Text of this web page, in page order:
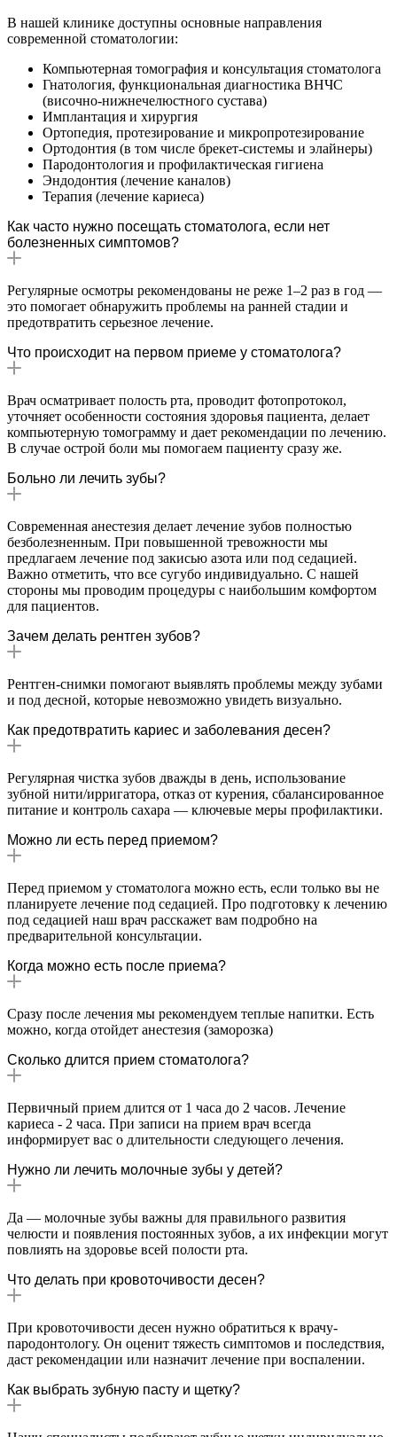
В нашей клинике доступны основные направления
современной стоматологии:
Компьютерная томография и консультация стоматолога
Гнатология, функциональная диагностика ВНЧС
(височно-нижнечелюстного сустава)
Имплантация и хирургия
Ортопедия, протезирование и микропротезирование
Ортодонтия (в том числе брекет-системы и элайнеры)
Пародонтология и профилактическая гигиена
Эндодонтия (лечение каналов)
Терапия (лечение кариеса)
Как часто нужно посещать стоматолога, если нет
болезненных симптомов?
Регулярные осмотры рекомендованы не реже 1–2 раз в год —
это помогает обнаружить проблемы на ранней стадии и
предотвратить серьезное лечение.
Что происходит на первом приеме у стоматолога?
Врач осматривает полость рта, проводит фотопротокол,
уточняет особенности состояния здоровья пациента, делает
компьютерную томограмму и дает рекомендации по лечению.
В случае острой боли мы помогаем пациенту сразу же.
Больно ли лечить зубы?
Современная анестезия делает лечение зубов полностью
безболезненным. При повышенной тревожности мы
предлагаем лечение под закисью азота или под седацией.
Важно отметить, что все сугубо индивидуально. С нашей
стороны мы проводим процедуры с наибольшим комфортом
для пациентов.
Зачем делать рентген зубов?
Рентген-снимки помогают выявлять проблемы между зубами
и под десной, которые невозможно увидеть визуально.
Как предотвратить кариес и заболевания десен?
Регулярная чистка зубов дважды в день, использование
зубной нити/ирригатора, отказ от курения, сбалансированное
питание и контроль сахара — ключевые меры профилактики.
Можно ли есть перед приемом?
Перед приемом у стоматолога можно есть, если только вы не
планируете лечение под седацией. Про подготовку к лечению
под седацией наш врач расскажет вам подробно на
предварительной консультации.
Когда можно есть после приема?
Сразу после лечения мы рекомендуем теплые напитки. Есть
можно, когда отойдет анестезия (заморозка)
Сколько длится прием стоматолога?
Первичный прием длится от 1 часа до 2 часов. Лечение
кариеса - 2 часа. При записи на прием врач всегда
информирует вас о длительности следующего лечения.
Нужно ли лечить молочные зубы у детей?
Да — молочные зубы важны для правильного развития
челюсти и появления постоянных зубов, а их инфекции могут
повлиять на здоровье всей полости рта.
Что делать при кровоточивости десен?
При кровоточивости десен нужно обратиться к врачу-
пародонтологу. Он оценит тяжесть симптомов и последствия,
даст рекомендации или назначит лечение при воспалении.
Как выбрать зубную пасту и щетку?